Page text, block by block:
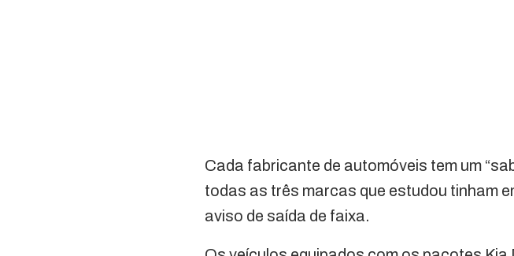
Cada fabricante de automóveis tem um
todas as três marcas que estudou tinham
aviso de saída de faixa.